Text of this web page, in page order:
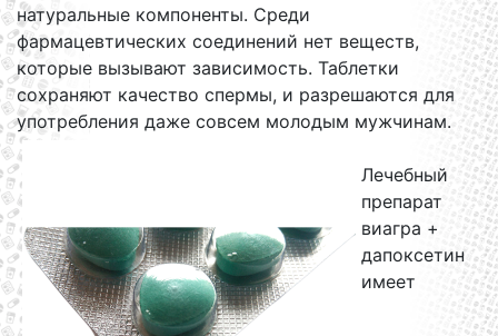
натуральные компоненты. Среди
фармацевтических соединений нет веществ,
которые вызывают зависимость. Таблетки
сохраняют качество спермы, и разрешаются для
употребления даже совсем молодым мужчинам.
Лечебный
препарат
виагра +
дапоксетин
имеет